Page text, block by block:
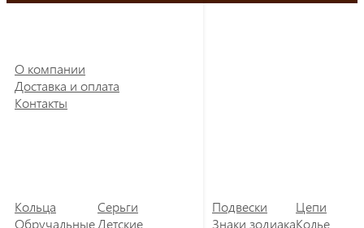
О компании
Доставка и оплата
Контакты
Кольца
Обручальные
Серьги
Детские
Подвески
Знаки зодиака
Цепи
Колье